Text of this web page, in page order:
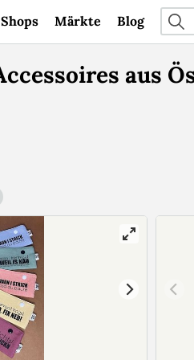
Shops Märkte Blog
aus